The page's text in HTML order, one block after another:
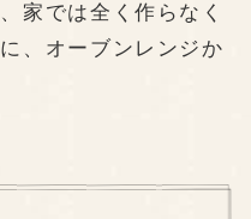
家では全く作らなく
、オーブンレンジか